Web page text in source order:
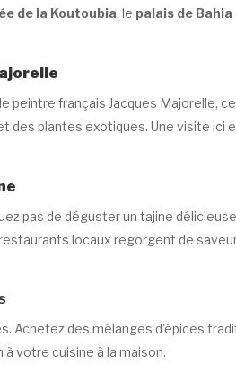
de la Koutoubia, le palais de Bahia
peintre français Jacques Majorelle,
des plantes exotiques. Une visite ici
pas de déguster un tajine
locaux regorgent de
Achetez des mélanges d’épices
votre cuisine à la maison.